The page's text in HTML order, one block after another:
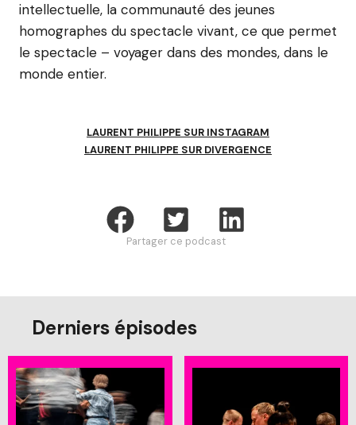
intellectuelle, la communauté des jeunes
homographes du spectacle vivant, ce que permet
le spectacle – voyager dans des mondes, dans le
monde entier.
LAURENT PHILIPPE SUR INSTAGRAM
LAURENT PHILIPPE SUR DIVERGENCE
Partager ce podcast
Derniers épisodes